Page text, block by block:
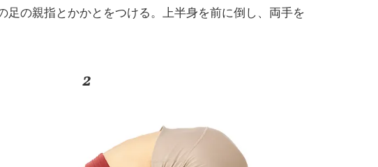
足の親指とかかとをつける。上半身を前に倒し、両手を
2